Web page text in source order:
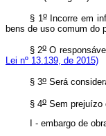
§ 1oIncorre em
bens de uso comum
§ 2oO
Lei nº 13.139, de 2015)
§ 3o Será
§ 4o Sem
I - embargo de